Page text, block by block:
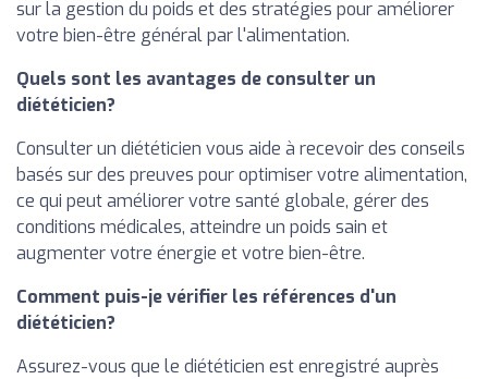
sur la gestion du poids et des stratégies pour améliorer
votre bien-être général par l'alimentation.
Quels sont les avantages de consulter un
diététicien?
Consulter un diététicien vous aide à recevoir des conseils
basés sur des preuves pour optimiser votre alimentation,
ce qui peut améliorer votre santé globale, gérer des
conditions médicales, atteindre un poids sain et
augmenter votre énergie et votre bien-être.
Comment puis-je vérifier les références d'un
diététicien?
Assurez-vous que le diététicien est enregistré auprès